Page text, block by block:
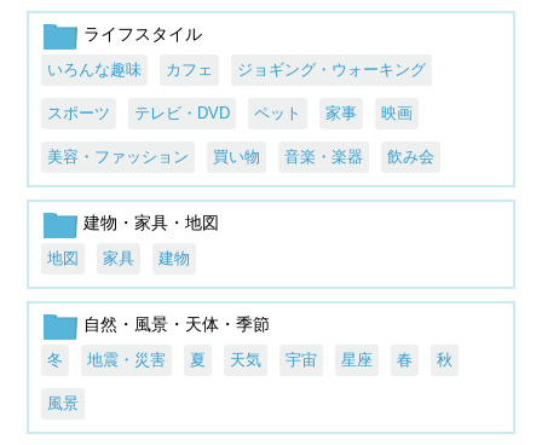
ライフスタイル
いろんな趣味 カフェ ジョギング・ウォーキング
スポーツ テレビ・DVD ペット 家事 映画
美容・ファッション 買い物 音楽・楽器 飲み会
建物・家具・地図
地図 家具 建物
自然・風景・天体・季節
冬 地震・災害 夏 天気 宇宙 星座 春 秋
風景